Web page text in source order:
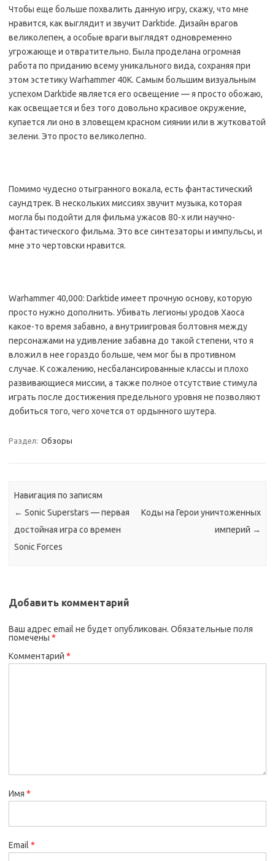
Чтобы еще больше похвалить данную игру, скажу, что мне
нравится, как выглядит и звучит Darktide. Дизайн врагов
великолепен, а особые враги выглядят одновременно
угрожающе и отвратительно. Была проделана огромная
работа по приданию всему уникального вида, сохраняя при
этом эстетику Warhammer 40K. Самым большим визуальным
успехом Darktide является его освещение — я просто обожаю,
как освещается и без того довольно красивое окружение,
купается ли оно в зловещем красном сиянии или в жутковатой
зелени. Это просто великолепно.
Помимо чудесно отыгранного вокала, есть фантастический
саундтрек. В нескольких миссиях звучит музыка, которая
могла бы подойти для фильма ужасов 80-х или научно-
фантастического фильма. Это все синтезаторы и импульсы, и
мне это чертовски нравится.
Warhammer 40,000: Darktide имеет прочную основу, которую
просто нужно дополнить. Убивать легионы уродов Хаоса
какое-то время забавно, а внутриигровая болтовня между
персонажами на удивление забавна до такой степени, что я
вложил в нее гораздо больше, чем мог бы в противном
случае. К сожалению, несбалансированные классы и плохо
развивающиеся миссии, а также полное отсутствие стимула
играть после достижения предельного уровня не позволяют
добиться того, чего хочется от ордынного шутера.
Раздел: Обзоры
Навигация по записям
← Sonic Superstars — первая
достойная игра со времен
Sonic Forces
Коды на Герои уничтоженных
империй →
Добавить комментарий
Ваш адрес email не будет опубликован. Обязательные поля
помечены *
Комментарий *
Имя *
Email *